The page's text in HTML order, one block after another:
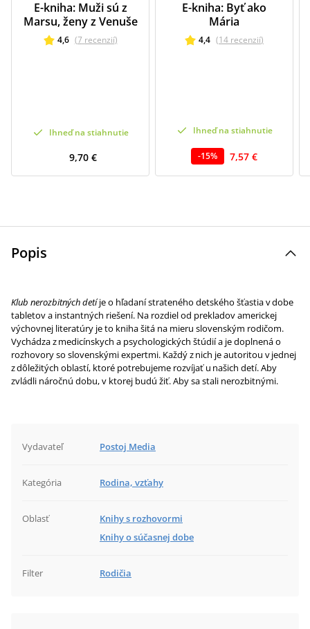
E-kniha: Muži sú z
Marsu, ženy z Venuše
4,6 (7 recenzií)
Ihneď na stiahnutie
9,70 €
E-kniha: Byť ako
Mária
4,4 (14 recenzií)
Ihneď na stiahnutie
-15% 7,57 €
Popis
Klub nerozbitných detíje o hľadaní strateného detského šťastia v dobe
tabletov a instantných riešení. Na rozdiel od prekladov americkej
výchov­nej literatúry je to kniha šitá na mieru slovenským rodičom.
Vychádza z medicínskych a psychologických štúdií a je doplnená o
rozhovory so slovenskými expertmi. Každý z nich je autoritou v jednej
z dôležitých oblastí, ktoré potrebujeme rozvíjať u našich detí. Aby
zvládli náročnú dobu, v ktorej budú žiť. Aby sa stali nerozbitnými.
Vydavateľ Postoj Media
Kategória Rodina, vzťahy
Oblasť
Knihy s rozhovormi
Knihy o súčasnej dobe
Filter Rodičia